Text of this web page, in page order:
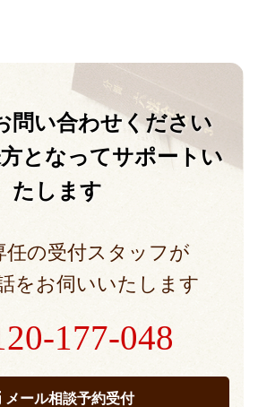
問い合わせください
となってサポートい
たします
任の受付スタッフが
をお伺いいたします
177-048
メール相談予約受付